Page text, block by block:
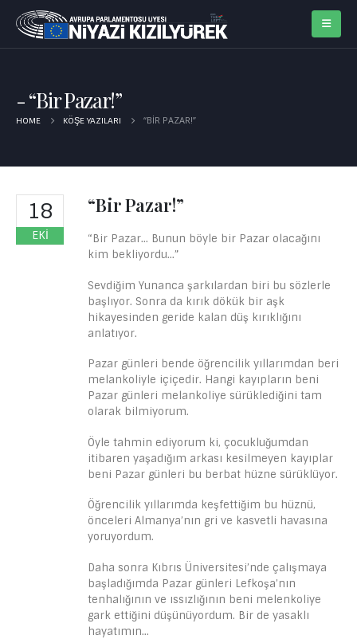
“Bir Pazar!”
HOME KÖŞE YAZILARI “BIR PAZAR!”
18
EKI
“Bir Pazar!”
“Bir Pazar… Bunun böyle bir Pazar olacağını
kim bekliyordu…”
Sevdiğim Yunanca şarkılardan biri bu sözlerle
başlıyor. Sonra da kırık dökük bir aşk
hikayesinden geride kalan düş kırıklığını
anlatıyor.
Pazar günleri bende öğrencilik yıllarımdan beri
melankoliyle içiçedir. Hangi kayıpların beni
Pazar günleri melankoliye sürüklediğini tam
olarak bilmiyorum.
Öyle tahmin ediyorum ki, çocukluğumdan
itibaren yaşadığım arkası kesilmeyen kayıplar
beni Pazar günleri bu berbat hüzne sürüklüyor.
Öğrencilik yıllarımda keşfettiğim bu hüznü,
önceleri Almanya’nın gri ve kasvetli havasına
yoruyordum.
Daha sonra Kıbrıs Üniversitesi’nde çalışmaya
başladığımda Pazar günleri Lefkoşa’nın
tenhalığının ve ıssızlığının beni melenkoliye
gark ettiğini düşünüyordum. Bir de yasaklı
hayatımın…